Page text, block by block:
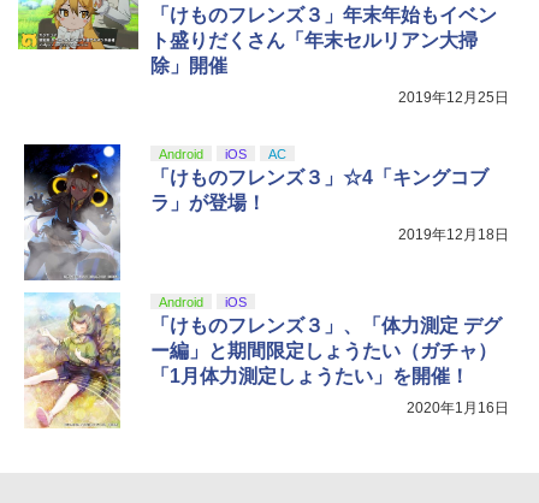
￥8,589
「けものフレンズ３」年末年始もイベン
ト盛りだくさん「年末セルリアン大掃
除」開催
2019年12月25日
Android iOS AC
「けものフレンズ３」☆4「キングコブ
ラ」が登場！
2019年12月18日
Android iOS
「けものフレンズ３」、「体力測定 デグ
ー編」と期間限定しょうたい（ガチャ）
「1月体力測定しょうたい」を開催！
2020年1月16日